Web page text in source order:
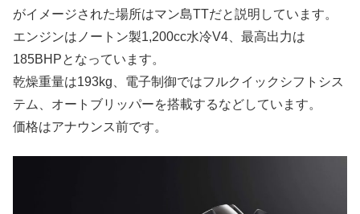
がイメージされた場所はマン島TTだと説明しています。
エンジンはノートン製1,200cc水冷V4、最高出力は
185BHPとなっています。
乾燥重量は193kg、電子制御ではフルクイックシフトシス
テム、オートブリッパーを搭載するなどしています。
価格はアナウンス前です。